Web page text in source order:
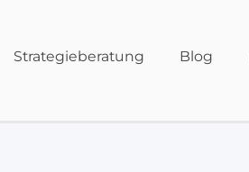
Strategieberatung Blog